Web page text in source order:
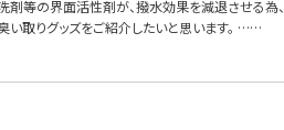
等の界面活性剤が、撥水効果を減退させる為
取りグッズをご紹介したいと思います。 ……